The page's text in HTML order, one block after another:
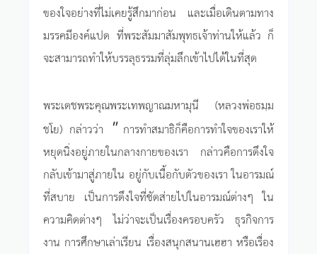
ของใจอย่างที่ไม่เคยรู้สึกมาก่อน และเมื่อเดินตามทาง
มรรคมีองค์แปด ที่พระสัมมาสัมพุทธเจ้าท่านให้แล้ว ก็
จะสามารถทำให้บรรลุธรรมที่ลุ่มลึกเข้าไปได้ในที่สุด
พระเดชพระคุณพระเทพญาณมหามุนี (หลวงพ่อธมฺม
ชโย) กล่าวว่า "การทำสมาธิก็คือการทำใจของเราให้
หยุดนิ่งอยู่ภายในกลางกายของเรา กล่าวคือการดึงใจ
กลับเข้ามาสู่ภายใน อยู่กับเนื้อกับตัวของเรา ในอารมณ์
ที่สบาย เป็นการดึงใจที่ซัดส่ายไปในอารมณ์ต่างๆ ใน
ความคิดต่างๆ ไม่ว่าจะเป็นเรื่องครอบครัว ธุรกิจการ
งาน การศึกษาเล่าเรียน เรื่องสนุกสนานเฮฮา หรือเรื่อง